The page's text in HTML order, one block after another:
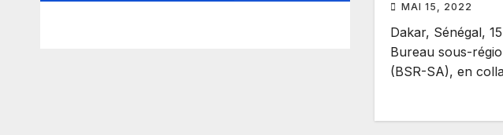
MAI 15, 2022
Dakar, Sénégal,
Bureau sous-
(BSR-SA), en